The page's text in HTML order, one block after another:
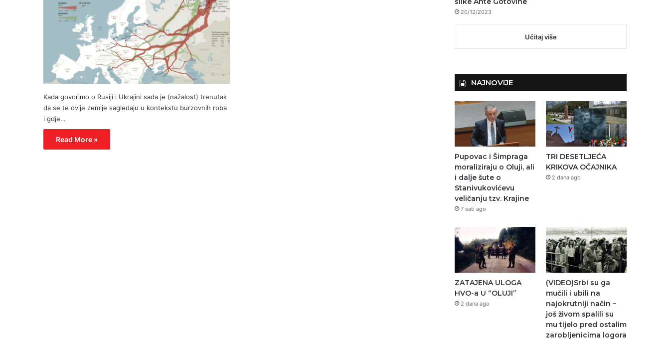
Kada govorimo o Rusiji i Ukrajini sada je (nažalost) trenutak
da se te dvije zemlje sagledaju u kontekstu burzovnih roba
i gdje…
Read More »
20/12/2023
Učitaj više
NAJNOVIJE
Pupovac i Šimpraga
moraliziraju o Oluji, ali
i dalje šute o
Stanivukovićevu
veličanju tzv. Krajine
7 sati ago
TRI DESETLJEĆA
KRIKOVA OČAJNIKA
2 dana ago
ZATAJENA ULOGA
HVO-a U “OLUJI”
2 dana ago
(VIDEO)Srbi su ga
mučili i ubili na
najokrutniji način –
još živom spalili su
mu tijelo pred ostalim
zarobljenicima logora